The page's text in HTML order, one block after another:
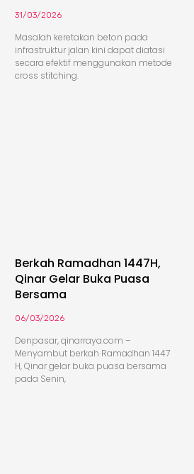
31/03/2026
Masalah keretakan beton pada
infrastruktur jalan kini dapat diatasi
secara efektif menggunakan metode
cross stitching.
Berkah Ramadhan 1447H,
Qinar Gelar Buka Puasa
Bersama
06/03/2026
Denpasar, qinarraya.com –
Menyambut berkah Ramadhan 1447
H, Qinar gelar buka puasa bersama
pada Senin,